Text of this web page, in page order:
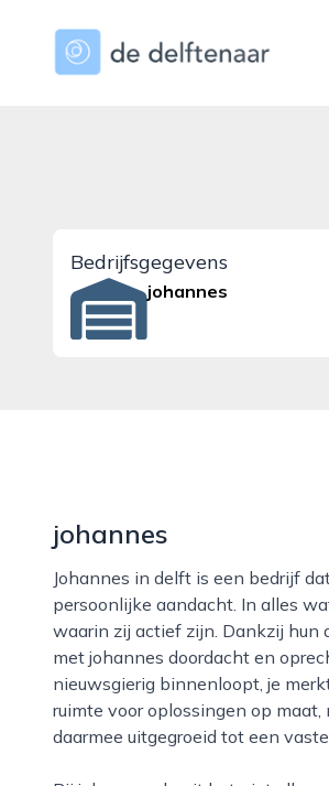
dedelftenaar.nl
Bedrijfsgegevens
johannes
johannes
Johannes in delft is een bedrijf dat zich richt op het samenbrengen van ambacht, creativiteit en
persoonlijke aandacht. In alles
waarin zij actief zijn. Dankzij hun
met johannes doordacht en
nieuwsgierig binnenloopt, je
ruimte voor oplossingen op
daarmee uitgegroeid tot een